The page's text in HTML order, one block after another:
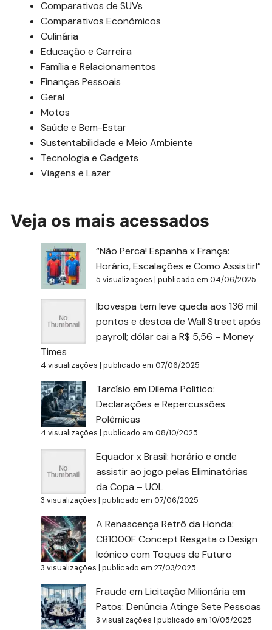
Comparativos de SUVs
Comparativos Econômicos
Culinária
Educação e Carreira
Família e Relacionamentos
Finanças Pessoais
Geral
Motos
Saúde e Bem-Estar
Sustentabilidade e Meio Ambiente
Tecnologia e Gadgets
Viagens e Lazer
Veja os mais acessados
“Não Perca! Espanha x França:
Horário, Escalações e Como Assistir!”
5 visualizações |publicado em 04/06/2025
Ibovespa tem leve queda aos 136 mil
pontos e destoa de Wall Street após
payroll; dólar cai a R$ 5,56 – Money
Times
4 visualizações |publicado em 07/06/2025
Tarcísio em Dilema Político:
Declarações e Repercussões
Polêmicas
4 visualizações |publicado em 08/10/2025
Equador x Brasil: horário e onde
assistir ao jogo pelas Eliminatórias
da Copa – UOL
3 visualizações |publicado em 07/06/2025
A Renascença Retrô da Honda:
CB1000F Concept Resgata o Design
Icônico com Toques de Futuro
3 visualizações |publicado em 27/03/2025
Fraude em Licitação Milionária em
Patos: Denúncia Atinge Sete Pessoas
3 visualizações |publicado em 10/05/2025